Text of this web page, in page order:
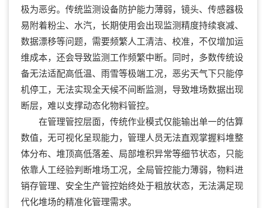
极为恶劣。传统监测设备防护能力薄弱，镜头、传感器极
易附着粉尘、水汽，长期使用会出现监测精度持续衰减、
数据漂移等问题，需要频繁人工清洁、校准，不仅增加运
维成本，还会导致监测工作频繁中断。同时，多数传统设
备无法适配高低温、雨雪等极端工况，恶劣天气下只能停
机停工，无法实现全天候不间断监测，导致堆场数据出现
断层，难以支撑动态化物料管控。
在管理管控层面，传统作业模式仅能输出单一的估算
数值，无可视化呈现能力，管理人员无法直观掌握料堆整
体分布、堆顶高低落差、局部堆积异常等细节状态，只能
依靠人工经验判断堆场工况，全局管控能力薄弱，物料进
销存管理、安全生产管控始终处于粗放状态，无法满足现
代化堆场的精准化管理需求。